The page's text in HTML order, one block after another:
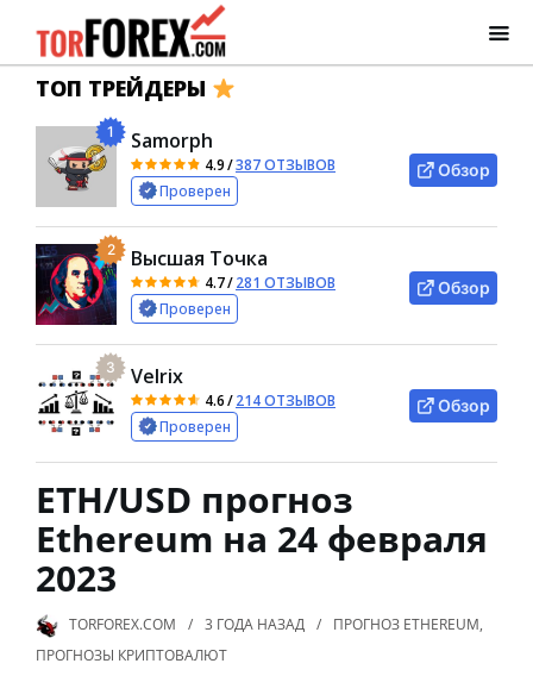
ТОП ТРЕЙДЕРЫ
1 Samorph
4.9/387 ОТЗЫВОВ
Проверен
Обзор
2 Высшая Точка
4.7/281 ОТЗЫВОВ
Проверен
Обзор
3 Velrix
4.6/214 ОТЗЫВОВ
Проверен
Обзор
ETH/USD прогноз
Ethereum на 24 февраля
2023
TORFOREX.COM 3 ГОДА НАЗАД ПРОГНОЗ ETHEREUM,
ПРОГНОЗЫ КРИПТОВАЛЮТ